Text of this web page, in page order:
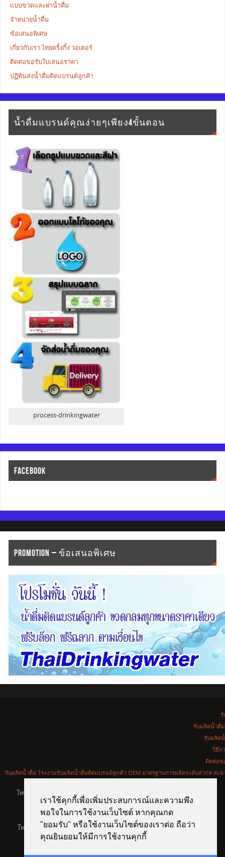
เราใช้คุกกี้เพื่อเพิ่มประสบการณ์และความพึง
พอใจในการใช้งานเว็บไซต์ หากคุณกด
"ยอมรับ" หรือใช้งานเว็บไซต์ของเราต่อ ถือว่า
คุณยินยอมให้มีการใช้งานคุกกี้
แบบขวดและฝาน้ำดื่ม
จำหน่ายน้ำดื่ม
ข้อเสนอพิเศษ
เกี่ยวกับเรา ไทยดริ้งกิ้ง วอเตอร์
ติดต่อขอรับใบเสนอราคา
ปฏิทินส่งน้ำดื่มติดแบรนด์ลูกค้า
น้ำดื่มแบรนด์คุณง่ายๆเพียง4ขั้นตอน
process-drinkingwater
FACEBOOK
PROMOTION – ข้อเสนอพิเศษ
รับผลิตน้ำดื่
รับผลิต
วิธีก
ติดต่อข
รับผลิตน้ำดื่ม โรงงานรับผลิตน้ำดื่มติดแบรนด์ลูกค้า OEM มาตรฐานการผลิตระดับสากล ส
ไทยดริ้งกิ้งวอเตอร์ : รับผลิตน้ำดื่มติดแบรนด์ลูกค้า & จำหน่ายน้ำดื่มบรรจุ
ขวด&รับพิมพ์ฉลากน้ำดื่ม น้ำผลไม้ ฯลฯ
1033/3 ถ.ศรีนครินทร์ สวนหลวง สวนหลวง กรุงเทพฯ 10250
โทรศัพท์ 02-721-1550 , 086-832-9333 , hotline 094-897-6666 line id :
thaidrink เว็บไซต์ http://www.thaidrinkingwater.com อีเมล์